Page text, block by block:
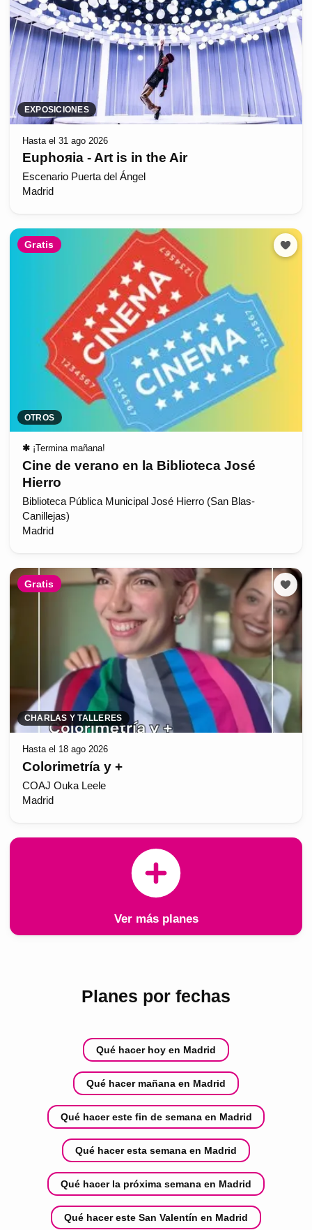
EXPOSICIONES
Hasta el 31 ago 2026
Euphoяia - Art is in the Air
Escenario Puerta del Ángel
Madrid
Gratis
OTROS
✱ ¡Termina mañana!
Cine de verano en la Biblioteca José
Hierro
Biblioteca Pública Municipal José Hierro (San Blas-
Canillejas)
Madrid
Gratis
CHARLAS Y TALLERES
Hasta el 18 ago 2026
Colorimetría y +
COAJ Ouka Leele
Madrid
Ver más planes
Planes por fechas
Qué hacer hoy en Madrid
Qué hacer mañana en Madrid
Qué hacer este fin de semana en Madrid
Qué hacer esta semana en Madrid
Qué hacer la próxima semana en Madrid
Qué hacer este San Valentín en Madrid